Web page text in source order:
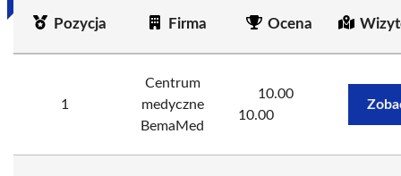
Pozycja Firma Ocena
1
Centrum
medyczne
BemaMed
10.00
10.00